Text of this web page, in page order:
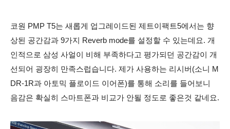
코원 PMP T5는 새롭게 업그레이드된 제트이팩트5에서는 향
상된 공간감과 9가지 Reverb mode를 설정할 수 있는데요. 개
인적으로 삼성 사얼이 비해 부족하다고 평가되던 공간감이 개
선되어 굉장히 만족스럽습니다. 제가 사용하는 리시버(소니 M
DR-1R과 아토믹 플로이드 이어폰)를 통해 소리를 들어보니
음감은 확실히 스마트폰과 비교가 안될 정도로 좋은것 같네요.